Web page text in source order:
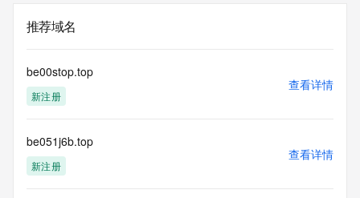
推荐域名
be00stop.top
新注册
查看详情
be051j6b.top
新注册
查看详情